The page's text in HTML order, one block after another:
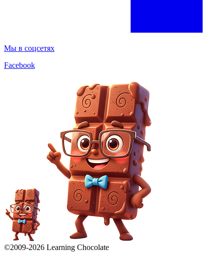
Мы в соцсетях
Facebook
©2009-2026 Learning Chocolate